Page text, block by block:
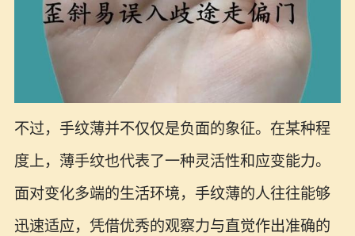
不过，手纹薄并不仅仅是负面的象征。在某种程
度上，薄手纹也代表了一种灵活性和应变能力。
面对变化多端的生活环境，手纹薄的人往往能够
迅速适应，凭借优秀的观察力与直觉作出准确的